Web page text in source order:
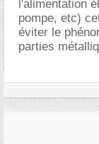
l'alimentation
pompe, etc)
éviter le
parties